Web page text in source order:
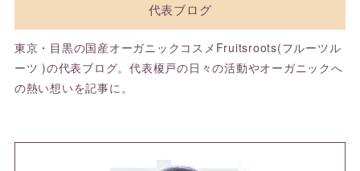
代表ブログ
東京・目黒の国産オーガニックコスメFruitsroots(フルーツル
ーツ )の代表ブログ。代表榎戸の日々の活動やオーガニックへ
の熱い想いを記事に。